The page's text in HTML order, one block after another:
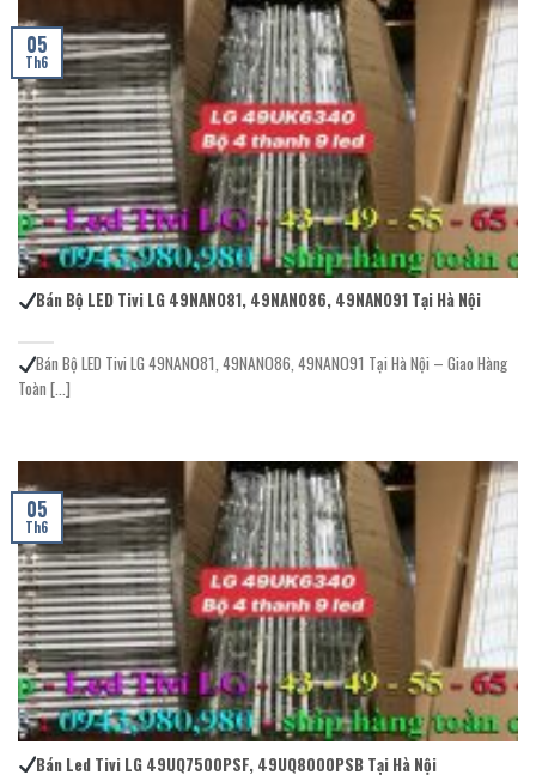
Bán Bộ LED Tivi LG 49NANO81, 49NANO86, 49NANO91 Tại Hà Nội
Bán Bộ LED Tivi LG 49NANO81, 49NANO86, 49NANO91 Tại Hà Nội – Giao Hàng
Toàn [...]
05
Th6
Bán Led Tivi LG 49UQ7500PSF, 49UQ8000PSB Tại Hà Nội
05
Th6